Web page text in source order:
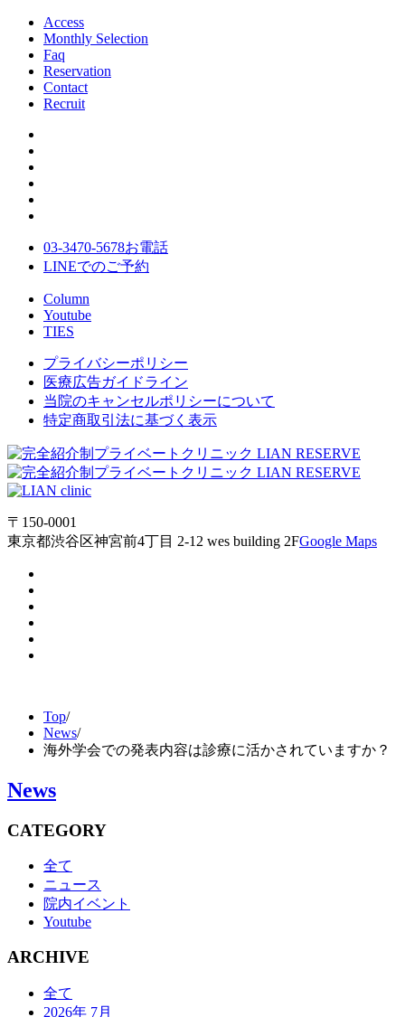
Access
Monthly Selection
Faq
Reservation
Contact
Recruit
03-3470-5678お電話
LINEでのご予約
Column
Youtube
TIES
プライバシーポリシー
医療広告ガイドライン
当院のキャンセルポリシーについて
特定商取引法に基づく表示
〒150-0001
東京都渋谷区神宮前4丁目 2-12 wes building 2FGoogle Maps
Top/
News/
海外学会での発表内容は診療に活かされていますか？
News
CATEGORY
全て
ニュース
院内イベント
Youtube
ARCHIVE
全て
2026年 7月